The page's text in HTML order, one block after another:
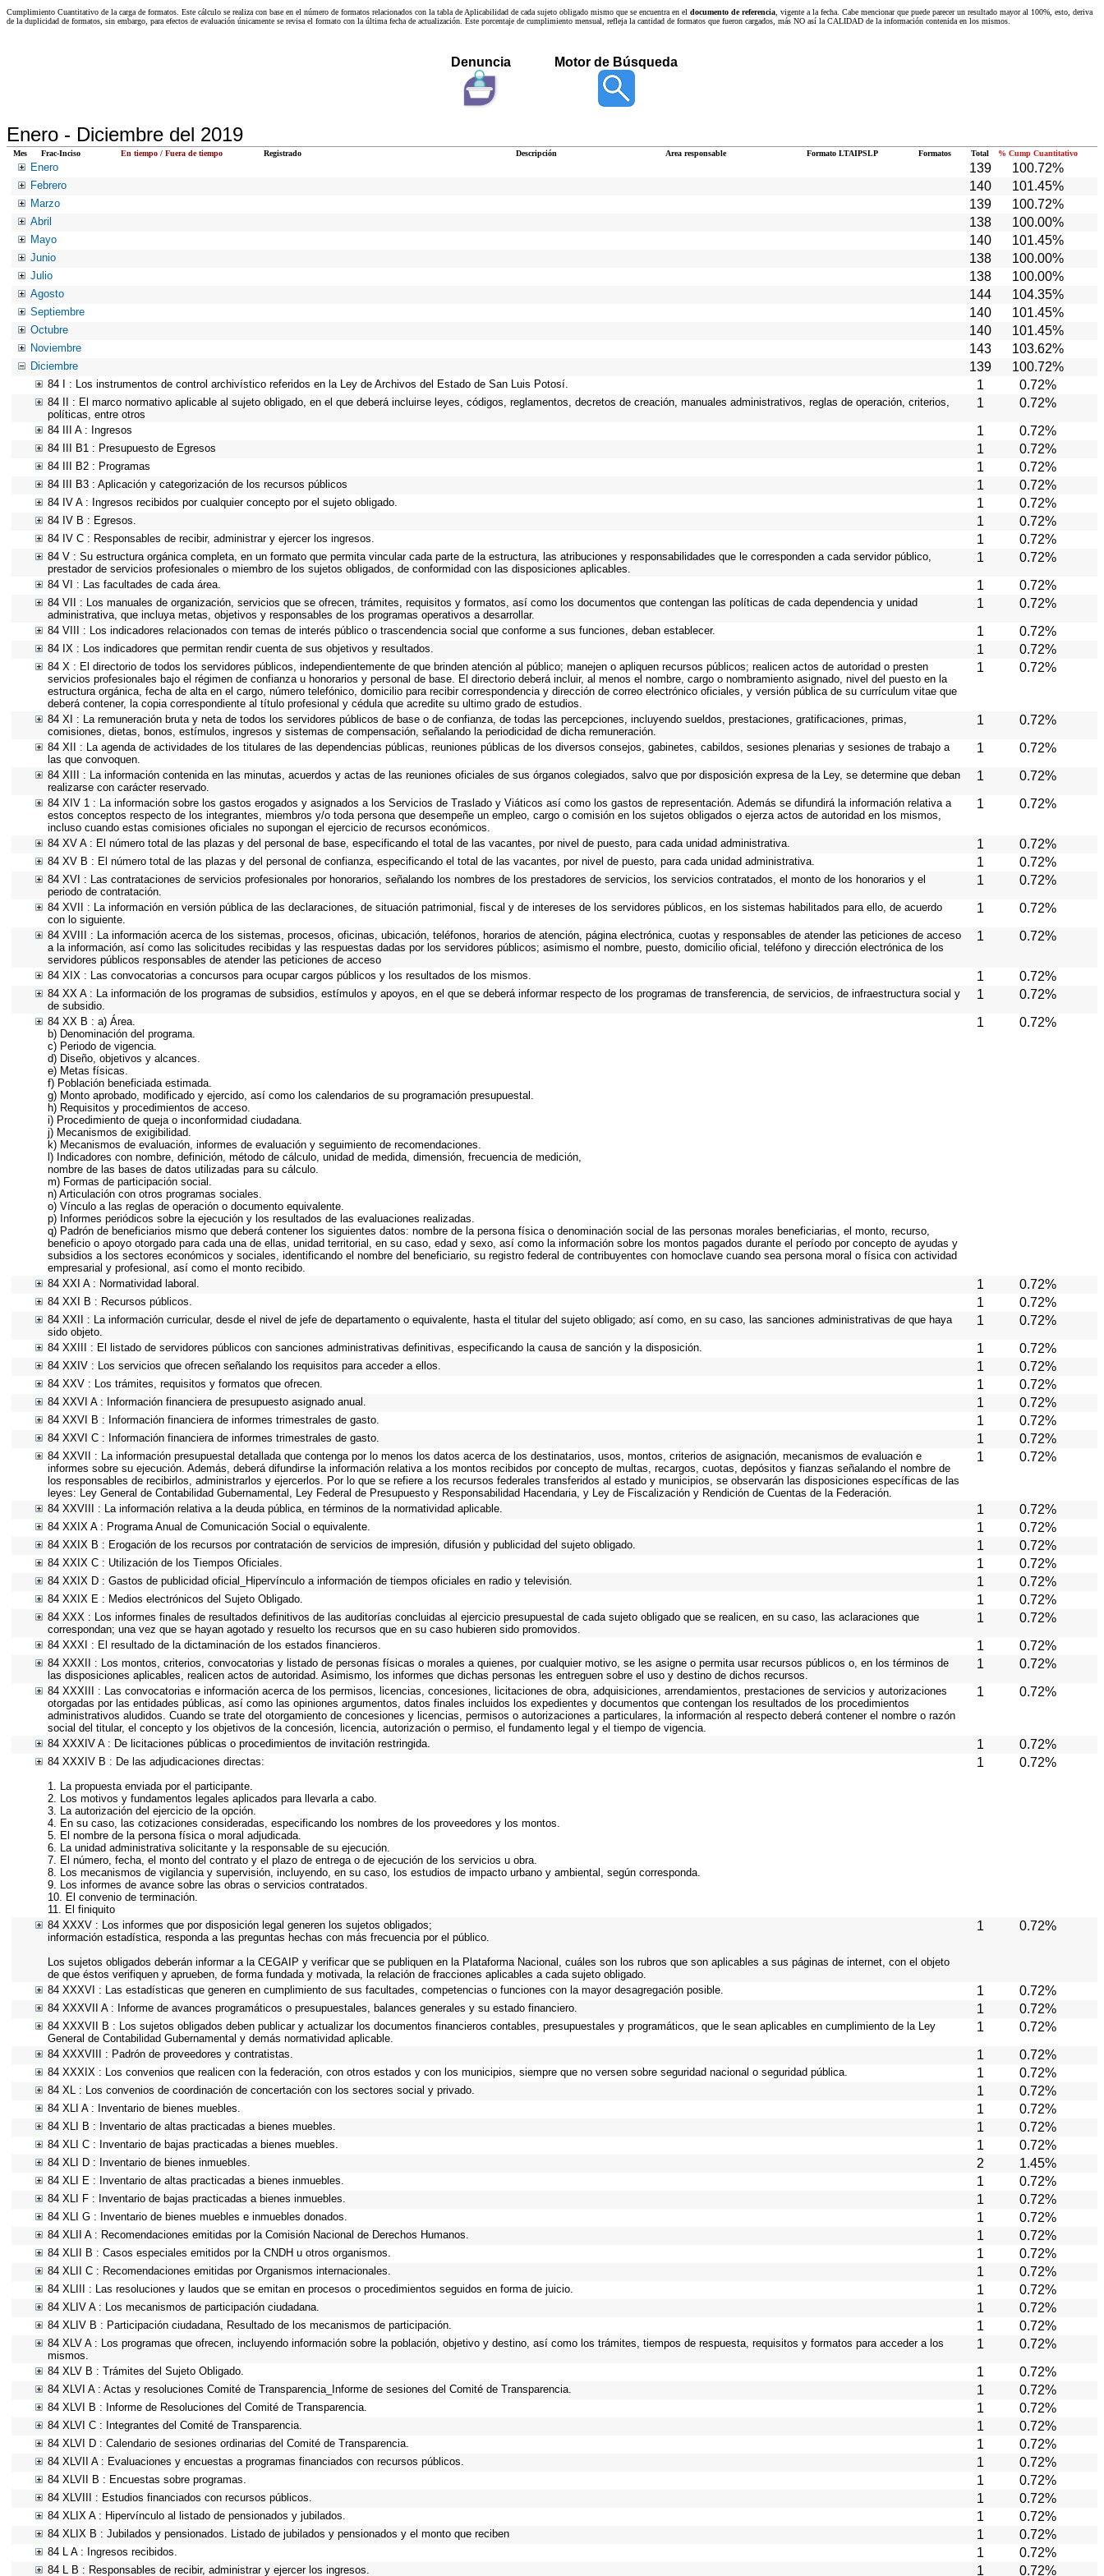
Cumplimiento Cuantitativo de la carga de formatos. Este cálculo se realiza con base en el número de formatos relacionados con la tabla de Aplicabilidad de cada sujeto obligado mismo que se encuentra en el documento de referencia , vigente a la fecha. Cabe mencionar que puede parecer un resultado mayor al 100%, esto, deriva
de la duplicidad de formatos, sin embargo, para efectos de evaluación únicamente se revisa el formato con la última fecha de actualización. Este porcentaje de cumplimiento mensual, refleja la cantidad de formatos que fueron cargados, más NO así la CALIDAD de la información contenida en los mismos.
Denuncia Motor de Búsqueda
Enero - Diciembre del 2019
Mes Frac-Inciso En tiempo / Fuera de tiempo Registrado Descripción Area responsable Formato LTAIPSLP Formatos Total % Cump Cuantitativo
Enero 139 100.72%
Febrero 140 101.45%
Marzo 139 100.72%
Abril 138 100.00%
Mayo 140 101.45%
Junio 138 100.00%
Julio 138 100.00%
Agosto 144 104.35%
Septiembre 140 101.45%
Octubre 140 101.45%
Noviembre 143 103.62%
Diciembre 139 100.72%
84 I : Los instrumentos de control archivístico referidos en la Ley de Archivos del Estado de San Luis Potosí. 1 0.72%
84 II : El marco normativo aplicable al sujeto obligado, en el que deberá incluirse leyes, códigos, reglamentos, decretos de creación, manuales administrativos, reglas de operación, criterios,
políticas, entre otros
1 0.72%
84 III A : Ingresos 1 0.72%
84 III B1 : Presupuesto de Egresos 1 0.72%
84 III B2 : Programas 1 0.72%
84 III B3 : Aplicación y categorización de los recursos públicos 1 0.72%
84 IV A : Ingresos recibidos por cualquier concepto por el sujeto obligado. 1 0.72%
84 IV B : Egresos. 1 0.72%
84 IV C : Responsables de recibir, administrar y ejercer los ingresos. 1 0.72%
84 V : Su estructura orgánica completa, en un formato que permita vincular cada parte de la estructura, las atribuciones y responsabilidades que le corresponden a cada servidor público,
prestador de servicios profesionales o miembro de los sujetos obligados, de conformidad con las disposiciones aplicables.
1 0.72%
84 VI : Las facultades de cada área. 1 0.72%
84 VII : Los manuales de organización, servicios que se ofrecen, trámites, requisitos y formatos, así como los documentos que contengan las políticas de cada dependencia y unidad
administrativa, que incluya metas, objetivos y responsables de los programas operativos a desarrollar.
1 0.72%
84 VIII : Los indicadores relacionados con temas de interés público o trascendencia social que conforme a sus funciones, deban establecer. 1 0.72%
84 IX : Los indicadores que permitan rendir cuenta de sus objetivos y resultados. 1 0.72%
84 X : El directorio de todos los servidores públicos, independientemente de que brinden atención al público; manejen o apliquen recursos públicos; realicen actos de autoridad o presten
servicios profesionales bajo el régimen de confianza u honorarios y personal de base. El directorio deberá incluir, al menos el nombre, cargo o nombramiento asignado, nivel del puesto en la
estructura orgánica, fecha de alta en el cargo, número telefónico, domicilio para recibir correspondencia y dirección de correo electrónico oficiales, y versión pública de su currículum vitae que
deberá contener, la copia correspondiente al título profesional y cédula que acredite su ultimo grado de estudios.
1 0.72%
84 XI : La remuneración bruta y neta de todos los servidores públicos de base o de confianza, de todas las percepciones, incluyendo sueldos, prestaciones, gratificaciones, primas,
comisiones, dietas, bonos, estímulos, ingresos y sistemas de compensación, señalando la periodicidad de dicha remuneración.
1 0.72%
84 XII : La agenda de actividades de los titulares de las dependencias públicas, reuniones públicas de los diversos consejos, gabinetes, cabildos, sesiones plenarias y sesiones de trabajo a
las que convoquen.
1 0.72%
84 XIII : La información contenida en las minutas, acuerdos y actas de las reuniones oficiales de sus órganos colegiados, salvo que por disposición expresa de la Ley, se determine que deban
realizarse con carácter reservado.
1 0.72%
84 XIV 1 : La información sobre los gastos erogados y asignados a los Servicios de Traslado y Viáticos así como los gastos de representación. Además se difundirá la información relativa a
estos conceptos respecto de los integrantes, miembros y/o toda persona que desempeñe un empleo, cargo o comisión en los sujetos obligados o ejerza actos de autoridad en los mismos,
incluso cuando estas comisiones oficiales no supongan el ejercicio de recursos económicos.
1 0.72%
84 XV A : El número total de las plazas y del personal de base, especificando el total de las vacantes, por nivel de puesto, para cada unidad administrativa. 1 0.72%
84 XV B : El número total de las plazas y del personal de confianza, especificando el total de las vacantes, por nivel de puesto, para cada unidad administrativa. 1 0.72%
84 XVI : Las contrataciones de servicios profesionales por honorarios, señalando los nombres de los prestadores de servicios, los servicios contratados, el monto de los honorarios y el
periodo de contratación.
1 0.72%
84 XVII : La información en versión pública de las declaraciones, de situación patrimonial, fiscal y de intereses de los servidores públicos, en los sistemas habilitados para ello, de acuerdo
con lo siguiente.
1 0.72%
84 XVIII : La información acerca de los sistemas, procesos, oficinas, ubicación, teléfonos, horarios de atención, página electrónica, cuotas y responsables de atender las peticiones de acceso
a la información, así como las solicitudes recibidas y las respuestas dadas por los servidores públicos; asimismo el nombre, puesto, domicilio oficial, teléfono y dirección electrónica de los
servidores públicos responsables de atender las peticiones de acceso
1 0.72%
84 XIX : Las convocatorias a concursos para ocupar cargos públicos y los resultados de los mismos. 1 0.72%
84 XX A : La información de los programas de subsidios, estímulos y apoyos, en el que se deberá informar respecto de los programas de transferencia, de servicios, de infraestructura social y
de subsidio.
1 0.72%
84 XX B : a) Área.
b) Denominación del programa.
c) Periodo de vigencia.
d) Diseño, objetivos y alcances.
e) Metas físicas.
f) Población beneficiada estimada.
g) Monto aprobado, modificado y ejercido, así como los calendarios de su programación presupuestal.
h) Requisitos y procedimientos de acceso.
i) Procedimiento de queja o inconformidad ciudadana.
j) Mecanismos de exigibilidad.
k) Mecanismos de evaluación, informes de evaluación y seguimiento de recomendaciones.
l) Indicadores con nombre, definición, método de cálculo, unidad de medida, dimensión, frecuencia de medición,
nombre de las bases de datos utilizadas para su cálculo.
m) Formas de participación social.
n) Articulación con otros programas sociales.
o) Vínculo a las reglas de operación o documento equivalente.
p) Informes periódicos sobre la ejecución y los resultados de las evaluaciones realizadas.
q) Padrón de beneficiarios mismo que deberá contener los siguientes datos: nombre de la persona física o denominación social de las personas morales beneficiarias, el monto, recurso,
beneficio o apoyo otorgado para cada una de ellas, unidad territorial, en su caso, edad y sexo, así como la información sobre los montos pagados durante el período por concepto de ayudas y
subsidios a los sectores económicos y sociales, identificando el nombre del beneficiario, su registro federal de contribuyentes con homoclave cuando sea persona moral o física con actividad
empresarial y profesional, así como el monto recibido.
1 0.72%
84 XXI A : Normatividad laboral. 1 0.72%
84 XXI B : Recursos públicos. 1 0.72%
84 XXII : La información curricular, desde el nivel de jefe de departamento o equivalente, hasta el titular del sujeto obligado; así como, en su caso, las sanciones administrativas de que haya
sido objeto.
1 0.72%
84 XXIII : El listado de servidores públicos con sanciones administrativas definitivas, especificando la causa de sanción y la disposición. 1 0.72%
84 XXIV : Los servicios que ofrecen señalando los requisitos para acceder a ellos. 1 0.72%
84 XXV : Los trámites, requisitos y formatos que ofrecen. 1 0.72%
84 XXVI A : Información financiera de presupuesto asignado anual. 1 0.72%
84 XXVI B : Información financiera de informes trimestrales de gasto. 1 0.72%
84 XXVI C : Información financiera de informes trimestrales de gasto. 1 0.72%
84 XXVII : La información presupuestal detallada que contenga por lo menos los datos acerca de los destinatarios, usos, montos, criterios de asignación, mecanismos de evaluación e
informes sobre su ejecución. Además, deberá difundirse la información relativa a los montos recibidos por concepto de multas, recargos, cuotas, depósitos y fianzas señalando el nombre de
los responsables de recibirlos, administrarlos y ejercerlos. Por lo que se refiere a los recursos federales transferidos al estado y municipios, se observarán las disposiciones específicas de las
leyes: Ley General de Contabilidad Gubernamental, Ley Federal de Presupuesto y Responsabilidad Hacendaria, y Ley de Fiscalización y Rendición de Cuentas de la Federación.
1 0.72%
84 XXVIII : La información relativa a la deuda pública, en términos de la normatividad aplicable. 1 0.72%
84 XXIX A : Programa Anual de Comunicación Social o equivalente. 1 0.72%
84 XXIX B : Erogación de los recursos por contratación de servicios de impresión, difusión y publicidad del sujeto obligado. 1 0.72%
84 XXIX C : Utilización de los Tiempos Oficiales. 1 0.72%
84 XXIX D : Gastos de publicidad oficial_Hipervínculo a información de tiempos oficiales en radio y televisión. 1 0.72%
84 XXIX E : Medios electrónicos del Sujeto Obligado. 1 0.72%
84 XXX : Los informes finales de resultados definitivos de las auditorías concluidas al ejercicio presupuestal de cada sujeto obligado que se realicen, en su caso, las aclaraciones que
correspondan; una vez que se hayan agotado y resuelto los recursos que en su caso hubieren sido promovidos.
1 0.72%
84 XXXI : El resultado de la dictaminación de los estados financieros. 1 0.72%
84 XXXII : Los montos, criterios, convocatorias y listado de personas físicas o morales a quienes, por cualquier motivo, se les asigne o permita usar recursos públicos o, en los términos de
las disposiciones aplicables, realicen actos de autoridad. Asimismo, los informes que dichas personas les entreguen sobre el uso y destino de dichos recursos.
1 0.72%
84 XXXIII : Las convocatorias e información acerca de los permisos, licencias, concesiones, licitaciones de obra, adquisiciones, arrendamientos, prestaciones de servicios y autorizaciones
otorgadas por las entidades públicas, así como las opiniones argumentos, datos finales incluidos los expedientes y documentos que contengan los resultados de los procedimientos
administrativos aludidos. Cuando se trate del otorgamiento de concesiones y licencias, permisos o autorizaciones a particulares, la información al respecto deberá contener el nombre o razón
social del titular, el concepto y los objetivos de la concesión, licencia, autorización o permiso, el fundamento legal y el tiempo de vigencia.
1 0.72%
84 XXXIV A : De licitaciones públicas o procedimientos de invitación restringida. 1 0.72%
84 XXXIV B : De las adjudicaciones directas:
1. La propuesta enviada por el participante.
2. Los motivos y fundamentos legales aplicados para llevarla a cabo.
3. La autorización del ejercicio de la opción.
4. En su caso, las cotizaciones consideradas, especificando los nombres de los proveedores y los montos.
5. El nombre de la persona física o moral adjudicada.
6. La unidad administrativa solicitante y la responsable de su ejecución.
7. El número, fecha, el monto del contrato y el plazo de entrega o de ejecución de los servicios u obra.
8. Los mecanismos de vigilancia y supervisión, incluyendo, en su caso, los estudios de impacto urbano y ambiental, según corresponda.
9. Los informes de avance sobre las obras o servicios contratados.
10. El convenio de terminación.
11. El finiquito
1 0.72%
84 XXXV : Los informes que por disposición legal generen los sujetos obligados;
información estadística, responda a las preguntas hechas con más frecuencia por el público.
Los sujetos obligados deberán informar a la CEGAIP y verificar que se publiquen en la Plataforma Nacional, cuáles son los rubros que son aplicables a sus páginas de internet, con el objeto
de que éstos verifiquen y aprueben, de forma fundada y motivada, la relación de fracciones aplicables a cada sujeto obligado.
1 0.72%
84 XXXVI : Las estadísticas que generen en cumplimiento de sus facultades, competencias o funciones con la mayor desagregación posible. 1 0.72%
84 XXXVII A : Informe de avances programáticos o presupuestales, balances generales y su estado financiero. 1 0.72%
84 XXXVII B : Los sujetos obligados deben publicar y actualizar los documentos financieros contables, presupuestales y programáticos, que le sean aplicables en cumplimiento de la Ley
General de Contabilidad Gubernamental y demás normatividad aplicable.
1 0.72%
84 XXXVIII : Padrón de proveedores y contratistas. 1 0.72%
84 XXXIX : Los convenios que realicen con la federación, con otros estados y con los municipios, siempre que no versen sobre seguridad nacional o seguridad pública. 1 0.72%
84 XL : Los convenios de coordinación de concertación con los sectores social y privado. 1 0.72%
84 XLI A : Inventario de bienes muebles. 1 0.72%
84 XLI B : Inventario de altas practicadas a bienes muebles. 1 0.72%
84 XLI C : Inventario de bajas practicadas a bienes muebles. 1 0.72%
84 XLI D : Inventario de bienes inmuebles. 2 1.45%
84 XLI E : Inventario de altas practicadas a bienes inmuebles. 1 0.72%
84 XLI F : Inventario de bajas practicadas a bienes inmuebles. 1 0.72%
84 XLI G : Inventario de bienes muebles e inmuebles donados. 1 0.72%
84 XLII A : Recomendaciones emitidas por la Comisión Nacional de Derechos Humanos. 1 0.72%
84 XLII B : Casos especiales emitidos por la CNDH u otros organismos. 1 0.72%
84 XLII C : Recomendaciones emitidas por Organismos internacionales. 1 0.72%
84 XLIII : Las resoluciones y laudos que se emitan en procesos o procedimientos seguidos en forma de juicio. 1 0.72%
84 XLIV A : Los mecanismos de participación ciudadana. 1 0.72%
84 XLIV B : Participación ciudadana, Resultado de los mecanismos de participación. 1 0.72%
84 XLV A : Los programas que ofrecen, incluyendo información sobre la población, objetivo y destino, así como los trámites, tiempos de respuesta, requisitos y formatos para acceder a los
mismos.
1 0.72%
84 XLV B : Trámites del Sujeto Obligado. 1 0.72%
84 XLVI A : Actas y resoluciones Comité de Transparencia_Informe de sesiones del Comité de Transparencia. 1 0.72%
84 XLVI B : Informe de Resoluciones del Comité de Transparencia. 1 0.72%
84 XLVI C : Integrantes del Comité de Transparencia. 1 0.72%
84 XLVI D : Calendario de sesiones ordinarias del Comité de Transparencia. 1 0.72%
84 XLVII A : Evaluaciones y encuestas a programas financiados con recursos públicos. 1 0.72%
84 XLVII B : Encuestas sobre programas. 1 0.72%
84 XLVIII : Estudios financiados con recursos públicos. 1 0.72%
84 XLIX A : Hipervínculo al listado de pensionados y jubilados. 1 0.72%
84 XLIX B : Jubilados y pensionados. Listado de jubilados y pensionados y el monto que reciben 1 0.72%
84 L A : Ingresos recibidos. 1 0.72%
84 L B : Responsables de recibir, administrar y ejercer los ingresos. 1 0.72%